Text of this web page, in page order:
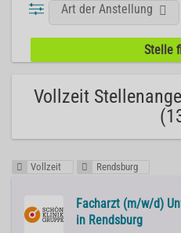
Art der Anstellung
Vollzeit
Vollzeit Rendsburg
Facharzt (m/w/d)
in Rendsburg